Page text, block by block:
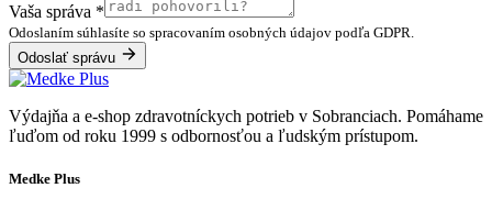
Vaša správa *
Odoslaním súhlasíte so spracovaním osobných údajov podľa GDPR.
Odoslať správu
Výdajňa a e-shop zdravotníckych potrieb v Sobranciach. Pomáhame
ľuďom od roku 1999 s odbornosťou a ľudským prístupom.
Medke Plus